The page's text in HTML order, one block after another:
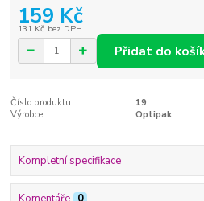
159 Kč
131 Kč bez DPH
Přidat do
Číslo produktu:
19
Výrobce:
Optipak
Kompletní specifikace